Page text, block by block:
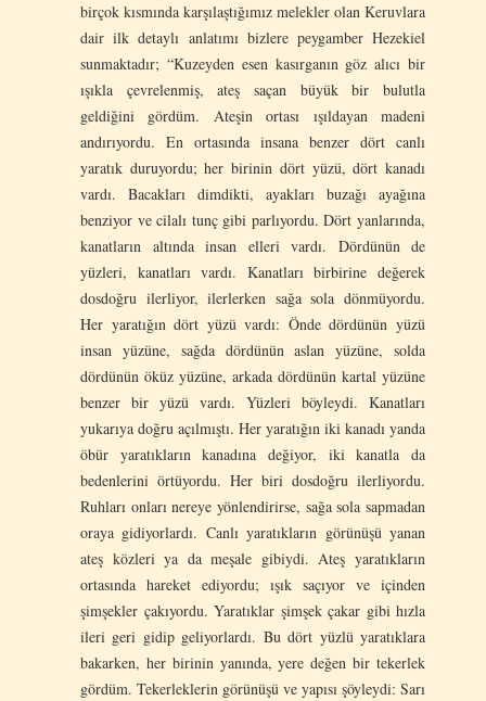
birçok kısmında karşılaştığımız melekler olan Keruvlara
dair ilk detaylı anlatımı bizlere peygamber Hezekiel
sunmaktadır; “Kuzeyden esen kasırganın göz alıcı bir
ışıkla çevrelenmiş, ateş saçan büyük bir bulutla
geldiğini gördüm. Ateşin ortası ışıldayan madeni
andırıyordu. En ortasında insana benzer dört canlı
yaratık duruyordu; her birinin dört yüzü, dört kanadı
vardı. Bacakları dimdikti, ayakları buzağı ayağına
benziyor ve cilalı tunç gibi parlıyordu. Dört yanlarında,
kanatların altında insan elleri vardı. Dördünün de
yüzleri, kanatları vardı. Kanatları birbirine değerek
dosdoğru ilerliyor, ilerlerken sağa sola dönmüyordu.
Her yaratığın dört yüzü vardı: Önde dördünün yüzü
insan yüzüne, sağda dördünün aslan yüzüne, solda
dördünün öküz yüzüne, arkada dördünün kartal yüzüne
benzer bir yüzü vardı. Yüzleri böyleydi. Kanatları
yukarıya doğru açılmıştı. Her yaratığın iki kanadı yanda
öbür yaratıkların kanadına değiyor, iki kanatla da
bedenlerini örtüyordu. Her biri dosdoğru ilerliyordu.
Ruhları onları nereye yönlendirirse, sağa sola sapmadan
oraya gidiyorlardı. Canlı yaratıkların görünüşü yanan
ateş közleri ya da meşale gibiydi. Ateş yaratıkların
ortasında hareket ediyordu; ışık saçıyor ve içinden
şimşekler çakıyordu. Yaratıklar şimşek çakar gibi hızla
ileri geri gidip geliyorlardı. Bu dört yüzlü yaratıklara
bakarken, her birinin yanında, yere değen bir tekerlek
gördüm. Tekerleklerin görünüşü ve yapısı şöyleydi: Sarı